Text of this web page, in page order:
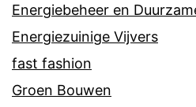
Energiebeheer en
Energiezuinige Vijvers
fast fashion
Groen Bouwen